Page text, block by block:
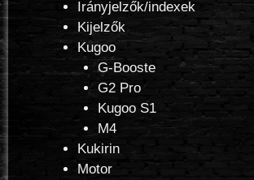
Irányjelzők/indexek
Kijelzők
Kugoo
G-Booste
G2 Pro
Kugoo S1
M4
Kukirin
Motor